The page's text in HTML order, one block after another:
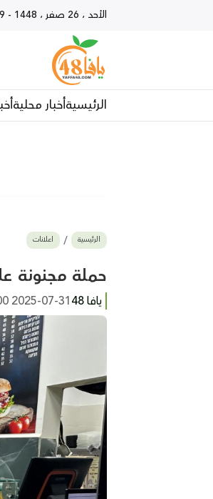
الأحد ، 26 صفر ، 1448 -
09
الرئيسيةأخبار محلية
الرئيسية اعلانات
حملة مجنونة
يافا 48 2025-07-31 09:43:00